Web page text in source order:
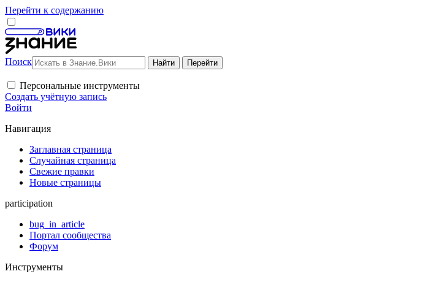
Перейти к содержанию
Поиск
Персональные инструменты
Создать учётную запись
Войти
Навигация
Заглавная страница
Случайная страница
Свежие правки
Новые страницы
participation
bug_in_article
Портал сообщества
Форум
Инструменты